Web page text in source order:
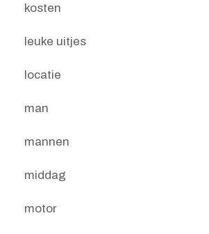
kosten
leuke uitjes
locatie
man
mannen
middag
motor